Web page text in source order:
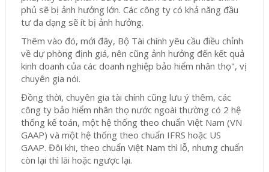
phủ sẽ bị ảnh hưởng lớn. Các công ty có khả năng đầu
tư đa dạng sẽ ít bị ảnh hưởng.
Thêm vào đó, mới đây, Bộ Tài chính yêu cầu điều chỉnh
về dự phòng định giá, nên cũng ảnh hưởng đến kết quả
kinh doanh của các doanh nghiệp bảo hiểm nhân thọ", vị
chuyên gia nói.
Đồng thời, chuyên gia tài chính cũng lưu ý thêm, các
công ty bảo hiểm nhân thọ nước ngoài thường có 2 hệ
thống kế toán, một hệ thống theo chuẩn Việt Nam (VN
GAAP) và một hệ thống theo chuẩn IFRS hoặc US
GAAP. Đôi khi, theo chuẩn Việt Nam thì lỗ, nhưng chuẩn
còn lại thì lãi hoặc ngược lại.